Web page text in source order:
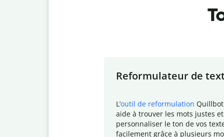
Reformulateur de
L ’outil de reformulation
aide à trouver les mots justes
personnaliser le ton de vos
facilement grâce à plusieurs